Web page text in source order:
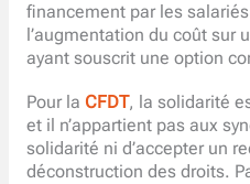
financement par les
l’augmentation du coût sur
ayant souscrit une option
Pour la CFDT, la solidarité
et il n’appartient pas aux
solidarité ni d’accepter un
déconstruction des droits.